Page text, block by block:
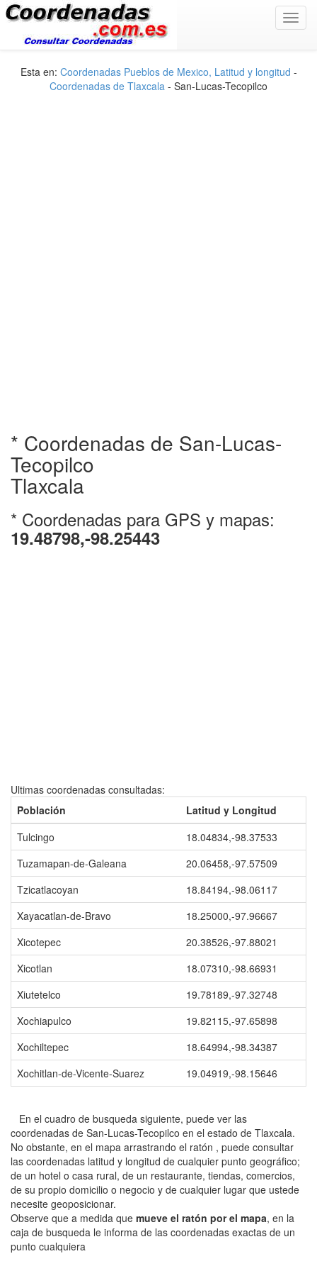
Esta en: Coordenadas Pueblos de Mexico, Latitud y longitud -
Coordenadas de Tlaxcala - San-Lucas-Tecopilco
* Coordenadas de San-Lucas-
Tecopilco
Tlaxcala
* Coordenadas para GPS y mapas:
19.48798,-98.25443
Ultimas coordenadas consultadas:
Población
Latitud y Longitud
Tulcingo
18.04834,-98.37533
Tuzamapan-de-Galeana
20.06458,-97.57509
Tzicatlacoyan
18.84194,-98.06117
Xayacatlan-de-Bravo
18.25000,-97.96667
Xicotepec
20.38526,-97.88021
Xicotlan
18.07310,-98.66931
Xiutetelco
19.78189,-97.32748
Xochiapulco
19.82115,-97.65898
Xochiltepec
18.64994,-98.34387
Xochitlan-de-Vicente-Suarez
19.04919,-98.15646
En el cuadro de busqueda siguiente, puede ver las
coordenadas de San-Lucas-Tecopilco en el estado de Tlaxcala.
No obstante, en el mapa arrastrando el ratón , puede consultar
las coordenadas latitud y longitud de cualquier punto geográfico;
de un hotel o casa rural, de un restaurante, tiendas, comercios,
de su propio domicilio o negocio y de cualquier lugar que ustede
necesite geoposicionar.
Observe que a medida que mueve el ratón por el mapa, en la
caja de busqueda le informa de las coordenadas exactas de un
punto cualquiera